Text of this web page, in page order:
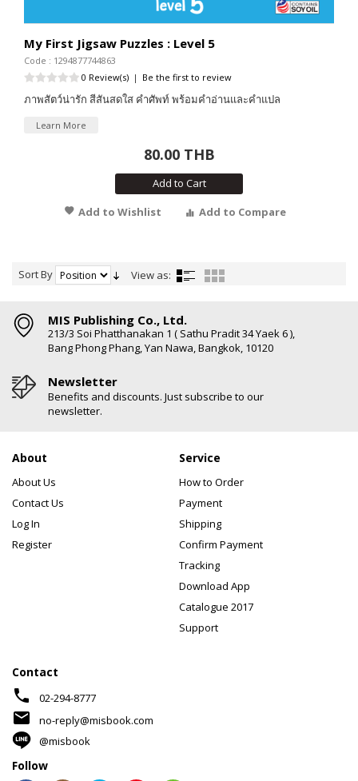
My First Jigsaw Puzzles : Level 5
Code : 1294877744863
0 Review(s) | Be the first to review
ภาพสัตว์น่ารัก สีสันสดใส คำศัพท์ พร้อมคำอ่านและคำแปล
Learn More
80.00 THB
Add to Cart
Add to Wishlist
Add to Compare
Sort By View as:
MIS Publishing Co., Ltd.
213/3 Soi Phatthanakan 1 ( Sathu Pradit 34 Yaek 6 ),
Bang Phong Phang, Yan Nawa, Bangkok, 10120
Newsletter
Benefits and discounts. Just subscribe to our
newsletter.
About
About Us
Contact Us
Log In
Register
Service
How to Order
Payment
Shipping
Confirm Payment
Tracking
Download App
Catalogue 2017
Support
Contact
phone 02-294-8777
mail
no-reply@misbook.com
@misbook
Follow